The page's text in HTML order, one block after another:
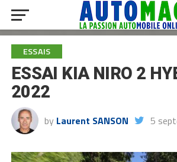
ESSAIS
ESSAI KIA NIRO 2
2022
by Laurent SANSON 5